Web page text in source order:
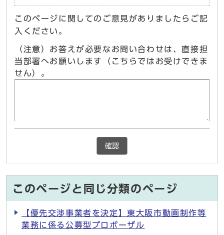
このページに関してのご意見がありましたらご記
入ください。
（注意）お答えが必要なお問い合わせは、直接担
当部署へお願いします（こちらではお受けできま
せん）。
確認
このページと同じ分類のページ
【優先交渉事業者を決定】東大阪市動画制作等
業務に係る公募型プロポーザル